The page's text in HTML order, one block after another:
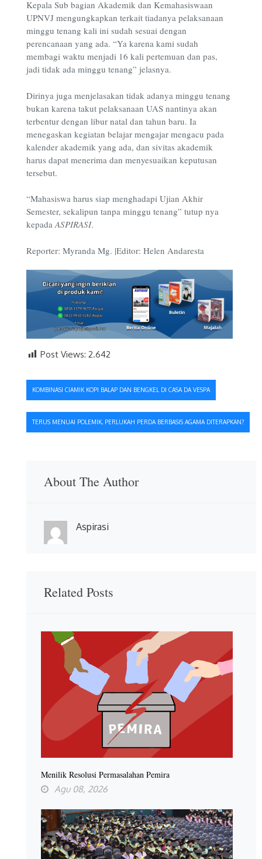
Kepala Sub bagian Akademik dan Kemahasiswaan
UPNVJ mengungkapkan terkait tiadanya pelaksanaan
minggu tenang kali ini sudah sesuai dengan
perencanaan yang ada. “Ya karena kami sudah
membagi waktu menjadi 16 kali pertemuan dan pas,
jadi tidak ada minggu tenang” jelasnya.
Dirinya juga menjelasakan tidak adanya minggu tenang
bukan karena takut pelaksanaan UAS nantinya akan
terbentur dengan libur natal dan tahun baru. Ia
menegaskan kegiatan belajar mengajar mengacu pada
kalender akademik yang ada, dan sivitas akademik
harus dapat menerima dan menyesuaikan keputusan
tersebut.
“Mahasiswa harus siap menghadapi Ujian Akhir
Semester, sekalipun tanpa minggu tenang” tutup nya
kepadaASPIRASI.
Reporter: Myranda Mg. |Editor: Helen Andaresta
Post Views: 2.642
Navigasi
pos
KOMBINASI CIAMIK KOPI BALAP DAN BENGKEL DI CASA DA VESPA
TERUS MENUAI POLEMIK, PERLUKAH PERDA BERBASIS AGAMA DITERAPKAN?
About The Author
Aspirasi
Related Posts
Menilik Resolusi Permasalahan Pemira
Agu 08, 2026